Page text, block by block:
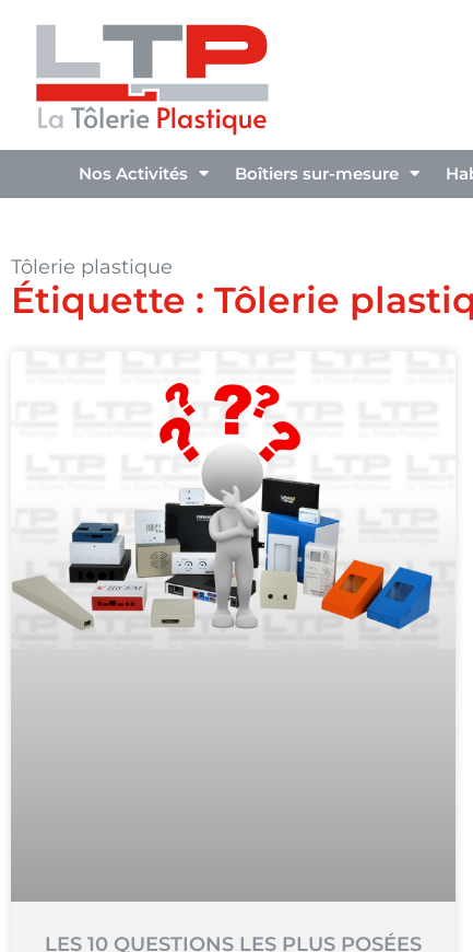
Nos Activités Boîtiers sur-mesure
Tôlerie plastique
Étiquette : Tôlerie
LES 10 QUESTIONS LES PLUS POSÉES